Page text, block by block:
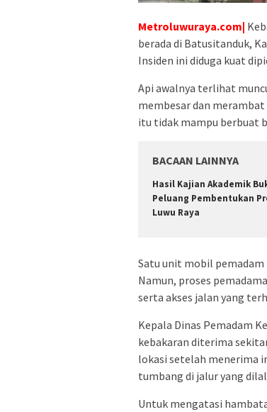
Metroluwuraya.com|
berada di Batusitanduk,
Insiden ini diduga kuat
Api awalnya terlihat
membesar dan
itu tidak mampu berbuat
BACAAN LAINNYA
Hasil Kajian Akademik
Peluang Pembentukan
Luwu Raya
Satu unit mobil pemadam
Namun, proses
serta akses jalan yang
Kepala Dinas Pemadam
kebakaran diterima
lokasi setelah menerima
tumbang di jalur yang
Untuk mengatasi